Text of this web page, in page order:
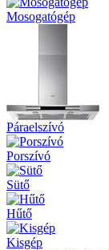
Mosogatógép
Páraelszívó
Porszívó
Sütő
Hűtő
Kisgép